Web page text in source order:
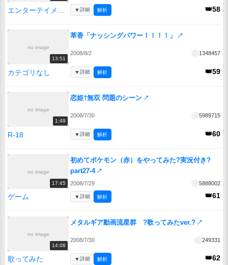
👑58
▼詳細 解析
no image
13:51
萃香「ナッシングパワー！！！！」 ↗
2008/8/2 1348457
カテゴリなし 👑59
▼詳細 解析
no image
1:49
恋姫†無双 問題のシーン ↗
2008/7/30 5989715
R-18 👑60
▼詳細 解析
no image
17:45
初めてポケモン（赤）をやってみた?実況付き?
part27-4 ↗
2008/7/29 5888002
ゲーム 👑61
▼詳細 解析
no image
14:08
メタルギア動画流星群 ?歌ってみたver.? ↗
2008/7/30 249331
歌ってみた 👑62
▼詳細 解析